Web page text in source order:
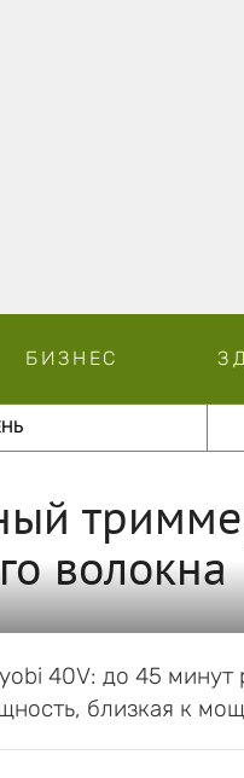
БИЗНЕС
волокна
40V: до 45
близкая к